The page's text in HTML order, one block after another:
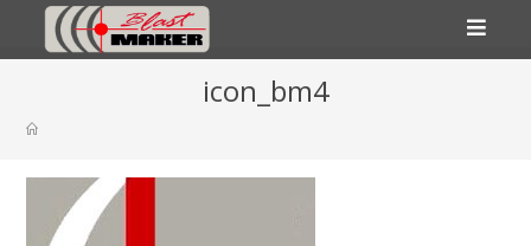
Перейти
icon_bm4